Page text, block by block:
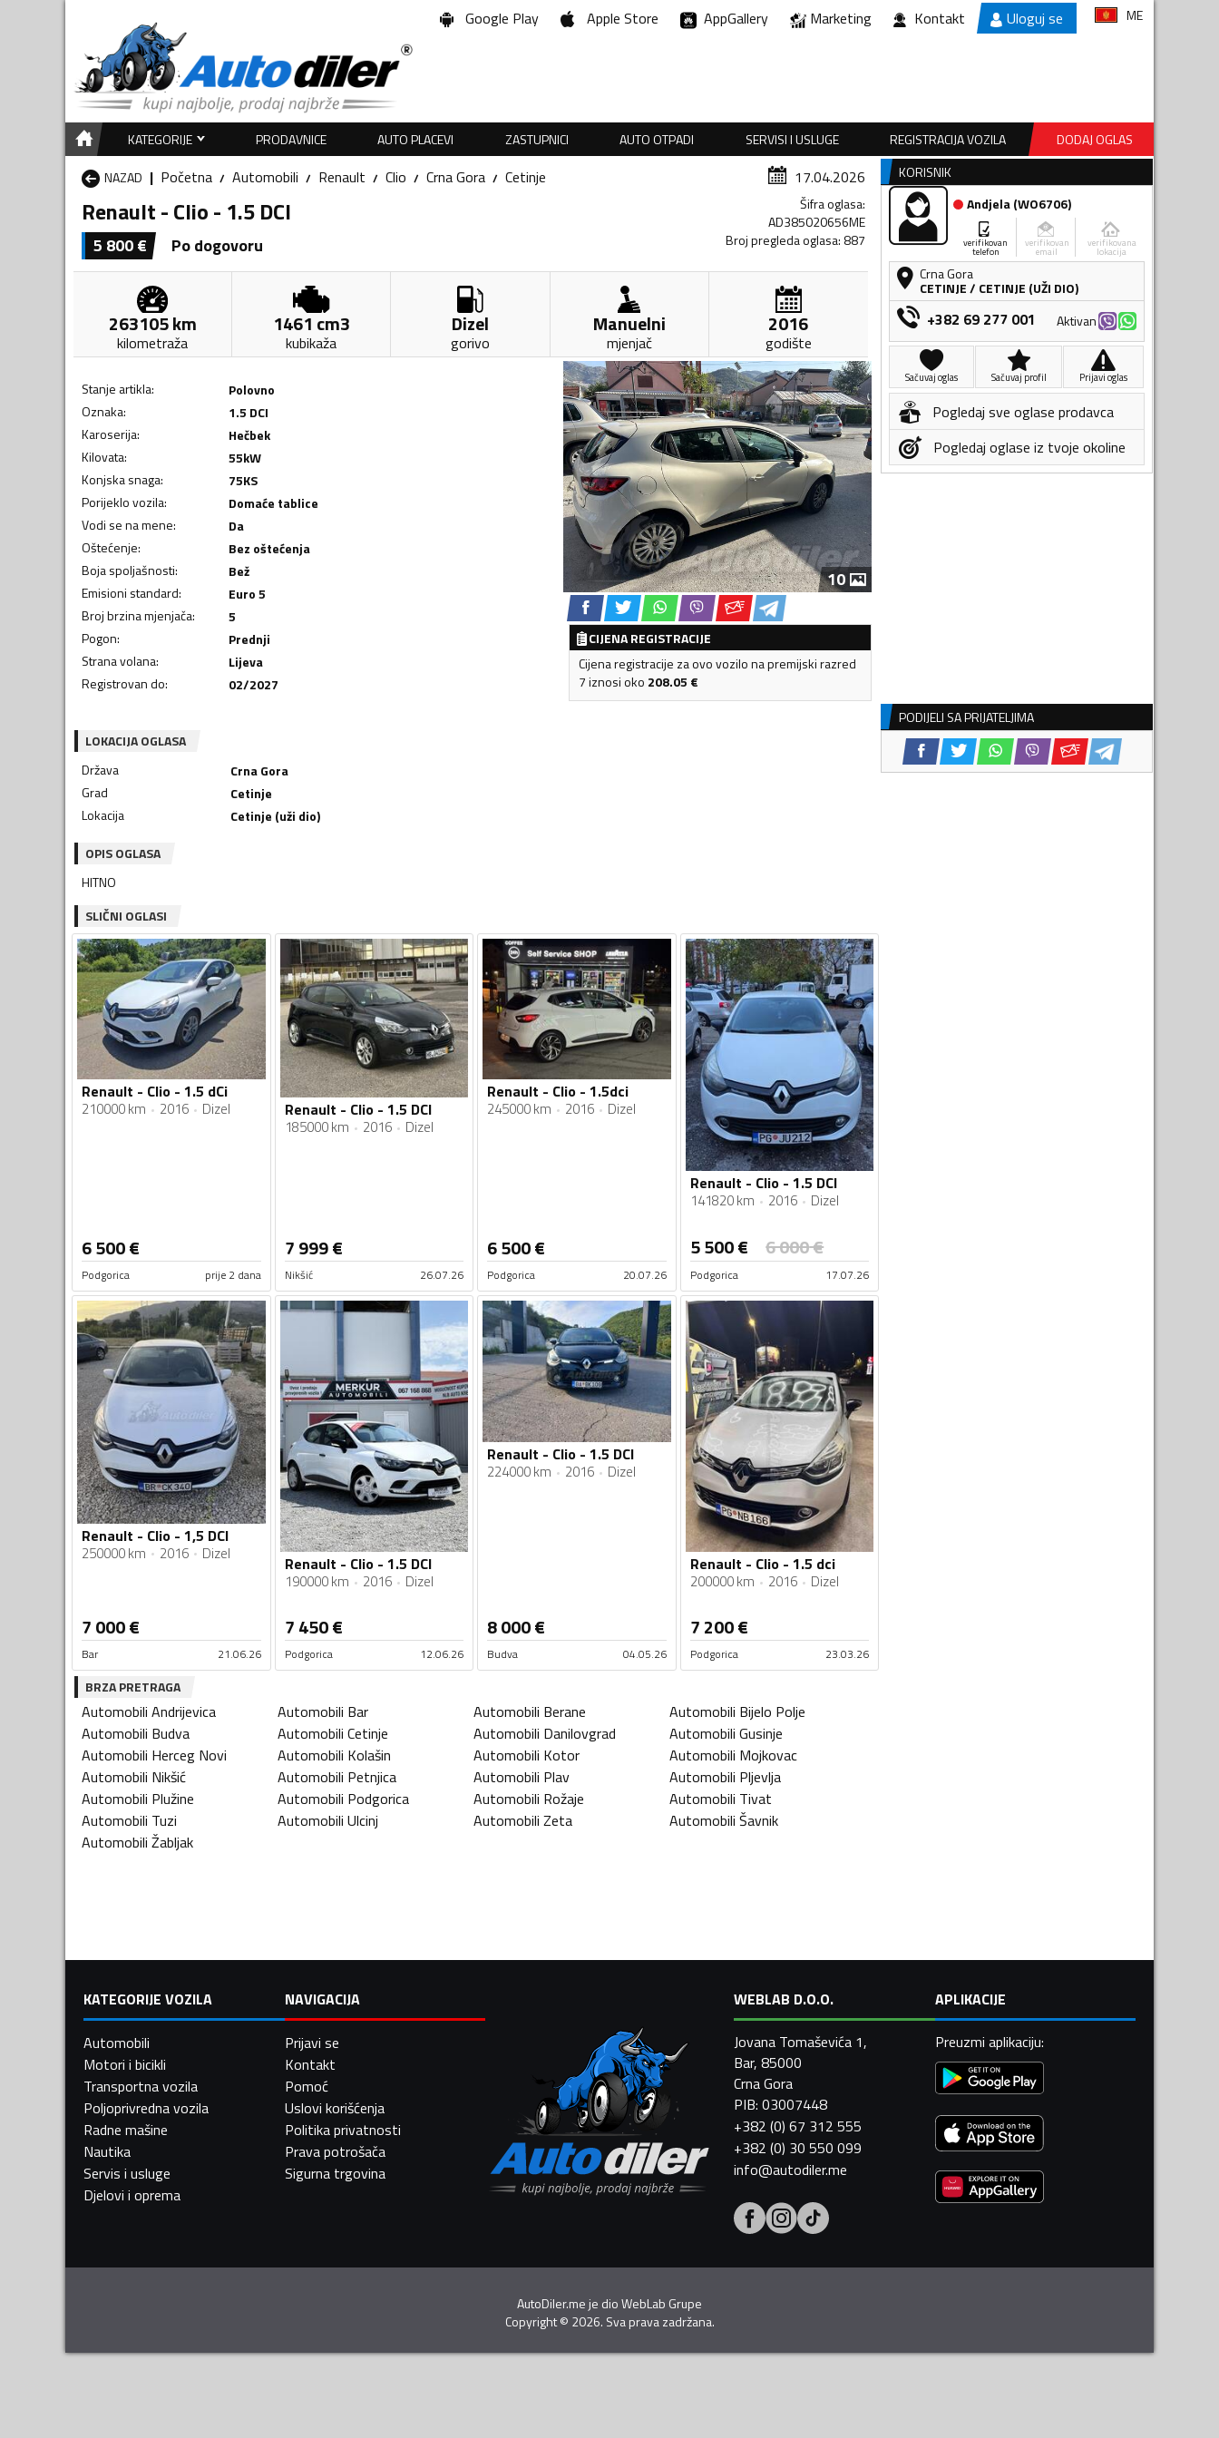
Google Play Apple Store AppGallery Marketing Kontakt Uloguj se ME
KATEGORIJE PRODAVNICE AUTO PLACEVI ZASTUPNICI AUTO OTPADI SERVISI I USLUGE REGISTRACIJA VOZILA
DODAJ OGLAS
NAZAD
Početna Automobili Renault Clio Crna Gora Cetinje 17.04.2026
Renault - Clio - 1.5 DCI
5 800€ Po dogovoru
Šifra oglasa:
AD385020656ME
Broj pregleda oglasa: 887
263105km
kilometraža
1461 cm3
kubikaža
Dizel
gorivo
Manuelni
mjenjač
2016
godište
Stanje artikla:
Polovno
Oznaka:
1.5 DCI
Karoserija:
Hečbek
Kilovata: 55kW
Konjska snaga: 75KS
Porijeklo vozila:
Domaće tablice
Vodi se na mene:
Da
Oštećenje:
Bez oštećenja
Boja spoljašnosti:
Bež
Emisioni standard:
Euro 5
Broj brzina mjenjača:
5
Pogon:
Prednji
Strana volana:
Lijeva
Registrovan do: 02/2027
10
CIJENA REGISTRACIJE
Cijena registracije za ovo vozilo na premijski razred
7 iznosi oko 208.05 €
LOKACIJA OGLASA
Država
Crna Gora
Grad
Cetinje
Lokacija
Cetinje (uži dio)
OPIS OGLASA
HITNO
SLIČNI OGLASI
Renault - Clio - 1.5 dCi
210000 km 2016 Dizel
6 500€
Podgorica prije 2 dana
Renault - Clio - 1.5 DCI
185000 km 2016 Dizel
7 999€
Nikšić 26.07.26
Renault - Clio - 1.5dci
245000 km 2016 Dizel
6 500€
Podgorica 20.07.26
Renault - Clio - 1.5 DCI
141820 km 2016 Dizel
5 500€ 6 000€
Podgorica 17.07.26
Renault - Clio - 1,5 DCI
250000 km 2016 Dizel
7 000€
Bar 21.06.26
Renault - Clio - 1.5 DCI
190000 km 2016 Dizel
7 450€
Podgorica 12.06.26
Renault - Clio - 1.5 DCI
224000 km 2016 Dizel
8 000€
Budva 04.05.26
Renault - Clio - 1.5 dci
200000 km 2016 Dizel
7 200€
Podgorica 23.03.26
BRZA PRETRAGA
Automobili Andrijevica Automobili Bar Automobili Berane Automobili Bijelo Polje
Automobili Budva Automobili Cetinje Automobili Danilovgrad Automobili Gusinje
Automobili Herceg Novi Automobili Kolašin Automobili Kotor Automobili Mojkovac
Automobili Nikšić Automobili Petnjica Automobili Plav Automobili Pljevlja
Automobili Plužine Automobili Podgorica Automobili Rožaje Automobili Tivat
Automobili Tuzi Automobili Ulcinj Automobili Zeta Automobili Šavnik
Automobili Žabljak
KORISNIK
Andjela(WO6706)
verifikovan
telefon
verifikovan
email
verifikovana
lokacija
Crna Gora
CETINJE/ CETINJE (UŽI DIO)
+382 69 277 001 Aktivan
Sačuvaj oglas Sačuvaj profil Prijavi oglas
Pogledaj sve oglase prodavca
Pogledaj oglase iz tvoje okoline
PODIJELI SA PRIJATELJIMA
KATEGORIJE VOZILA
Automobili
Motori i bicikli
Transportna vozila
Poljoprivredna vozila
Radne mašine
Nautika
Servis i usluge
Djelovi i oprema
NAVIGACIJA
Prijavi se
Kontakt
Pomoć
Uslovi korišćenja
Politika privatnosti
Prava potrošača
Sigurna trgovina
WEBLAB D.O.O.
Jovana Tomaševića 1,
Bar, 85000
Crna Gora
PIB: 03007448
+382 (0) 67 312 555
+382 (0) 30 550 099
info@autodiler.me
APLIKACIJE
Preuzmi aplikaciju:
AutoDiler.me je dioWebLab Grupe
Copyright© 2026. Sva prava zadržana.